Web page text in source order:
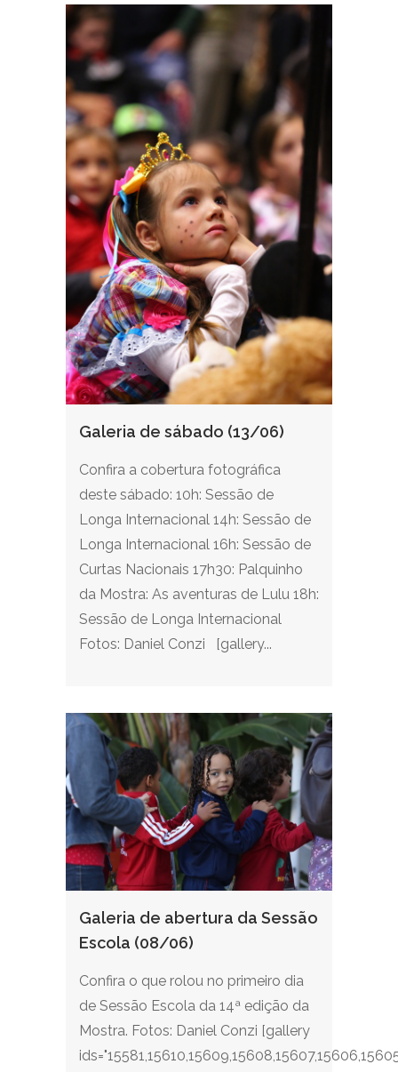
Galeria de sábado (13/06)
Confira a cobertura fotográfica
deste sábado: 10h: Sessão de
Longa Internacional 14h: Sessão de
Longa Internacional 16h: Sessão de
Curtas Nacionais 17h30: Palquinho
da Mostra: As aventuras de Lulu 18h:
Sessão de Longa Internacional
Fotos: Daniel Conzi [gallery...
Galeria de abertura da Sessão
Escola (08/06)
Confira o que rolou no primeiro dia
de Sessão Escola da 14ª edição da
Mostra. Fotos: Daniel Conzi [gallery